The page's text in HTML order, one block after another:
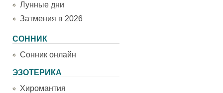
Лунные дни
Затмения в 2026
СОННИК
Сонник онлайн
ЭЗОТЕРИКА
Хиромантия